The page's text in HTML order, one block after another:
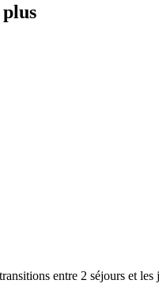
entre 2 séjours et